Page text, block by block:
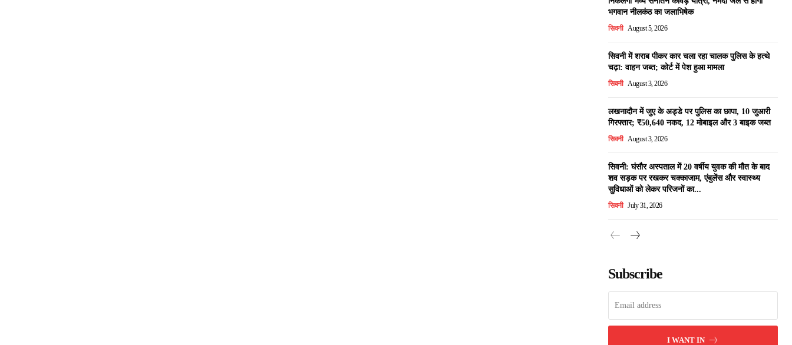
भगवान नीलकंठ का जलाभिषेक
सिवनी August 5, 2026
सिवनी में शराब पीकर कार चला रहा चालक पुलिस के हत्थे
चढ़ा: वाहन जब्त; कोर्ट में पेश हुआ मामला
सिवनी August 3, 2026
लखनादौन में जुए के अड्डे पर पुलिस का छापा, 10 जुआरी
गिरफ्तार; ₹50,640 नकद, 12 मोबाइल और 3 बाइक जब्त
सिवनी August 3, 2026
सिवनी: घंसौर अस्पताल में 20 वर्षीय युवक की मौत के बाद
शव सड़क पर रखकर चक्काजाम, एंबुलेंस और स्वास्थ्य
सुविधाओं को लेकर परिजनों का...
सिवनी July 31, 2026
Subscribe
I WANT IN